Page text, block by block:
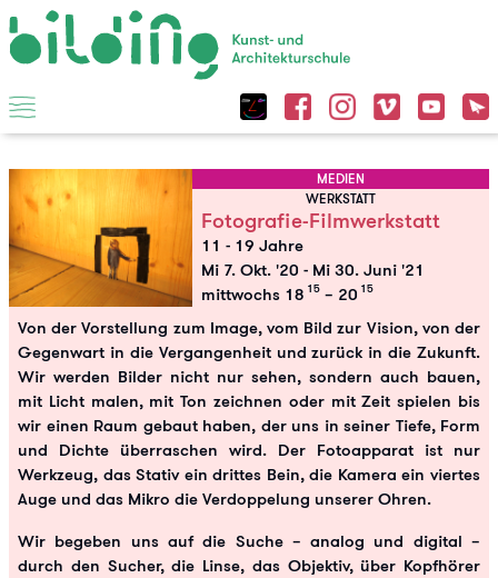
MEDIEN
WERKSTATT
Fotografie-Filmwerkstatt
11 - 19 Jahre
Mi 7. Okt. '20 - Mi 30. Juni '21
mittwochs 18 15 – 20 15
Von der Vorstellung zum Image, vom Bild zur Vision, von der
Gegenwart in die Vergangenheit und zurück in die Zukunft.
Wir werden Bilder nicht nur sehen, sondern auch bauen,
mit Licht malen, mit Ton zeichnen oder mit Zeit spielen bis
wir einen Raum gebaut haben, der uns in seiner Tiefe, Form
und Dichte überraschen wird. Der Fotoapparat ist nur
Werkzeug, das Stativ ein drittes Bein, die Kamera ein viertes
Auge und das Mikro die Verdoppelung unserer Ohren.
Wir begeben uns auf die Suche – analog und digital –
durch den Sucher, die Linse, das Objektiv, über Kopfhörer